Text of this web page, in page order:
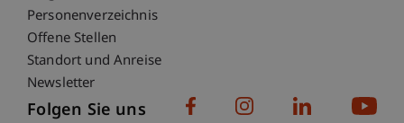
Personenverzeichnis
Offene Stellen
Standort und Anreise
Newsletter
Folgen Sie uns